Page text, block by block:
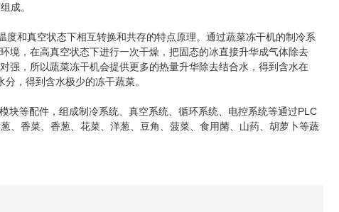
成。
和真空状态下相互转换和共存的特点原理。通过蔬菜冻干机的制冷系
境，在高真空状态下进行一次干燥，把固态的冰直接升华成气体除去
强，所以蔬菜冻干机会提供更多的热量升华除去结合水，得到含水在
，得到含水极少的冻干蔬菜。
等配件，组成制冷系统、真空系统、循环系统、电控系统等通过PLC
、香菜、香葱、花菜、洋葱、豆角、菠菜、食用菌、山药、胡萝卜等蔬